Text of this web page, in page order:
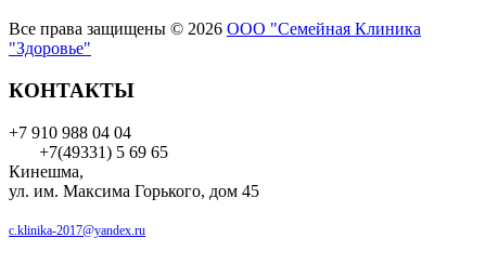
Все права защищены © 2026 ООО "Семейная Клиника
"Здоровье"
КОНТАКТЫ
+7 910 988 04 04
+7(49331) 5 69 65
Кинешма,
ул. им. Максима Горького, дом 45
c.klinika-2017@yandex.ru